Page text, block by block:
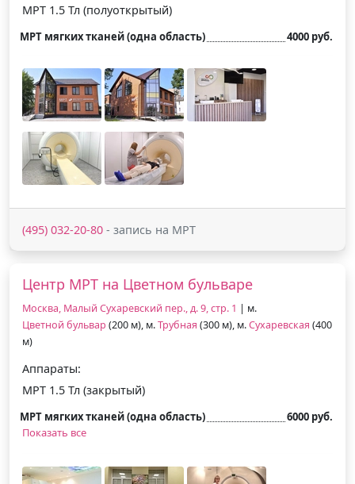
МРТ 1.5 Тл (полуоткрытый)
МРТ мягких тканей (одна область) 4000 руб.
(495) 032-20-80 - запись на МРТ
Центр МРТ на Цветном бульваре
Москва, Малый Сухаревский пер., д. 9, стр. 1 | м.
Цветной бульвар (200 м), м.Трубная (300 м), м.Сухаревская (400
м)
Аппараты:
МРТ 1.5 Тл (закрытый)
МРТ мягких тканей (одна область)
6000 руб.
Показать все